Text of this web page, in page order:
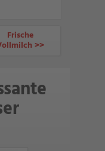
Frische
>>